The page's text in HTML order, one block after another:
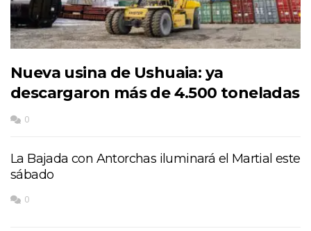
Nueva usina de Ushuaia: ya
descargaron más de 4.500 toneladas
0
La Bajada con Antorchas iluminará el Martial este
sábado
0